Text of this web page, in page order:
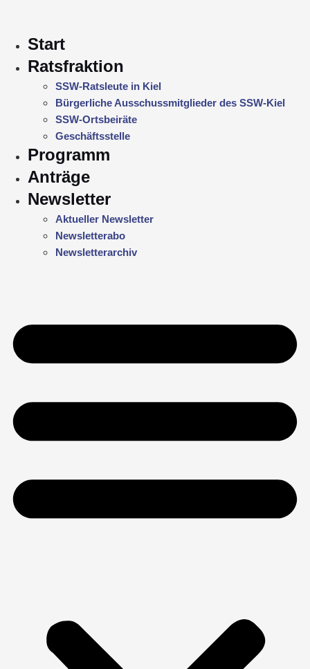
Start
Ratsfraktion
SSW-Ratsleute in Kiel
Bürgerliche Ausschussmitglieder des SSW-Kiel
SSW-Ortsbeiräte
Geschäftsstelle
Programm
Anträge
Newsletter
Aktueller Newsletter
Newsletterabo
Newsletterarchiv